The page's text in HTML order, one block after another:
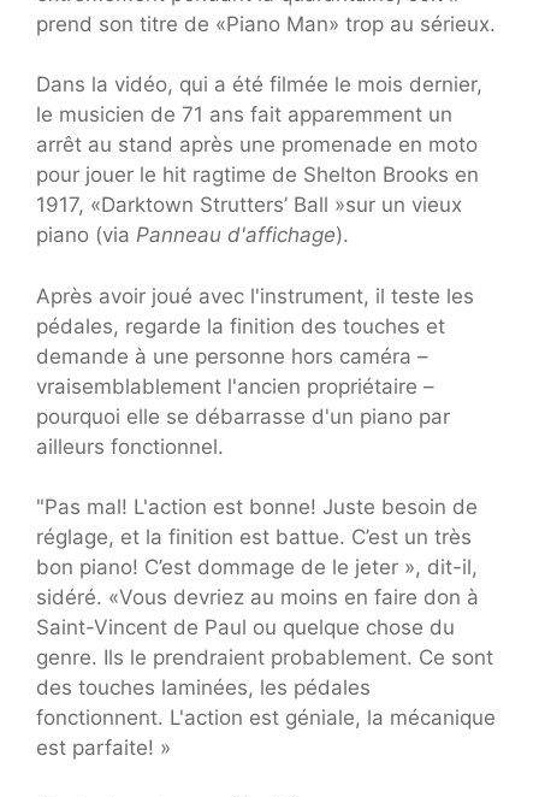
prend son titre de «Piano Man» trop au sérieux.
Dans la vidéo, qui a été filmée le mois dernier,
le musicien de 71 ans fait apparemment un
arrêt au stand après une promenade en moto
pour jouer le hit ragtime de Shelton Brooks en
1917, «Darktown Strutters’ Ball »sur un vieux
piano (via Panneau d'affichage).
Après avoir joué avec l'instrument, il teste les
pédales, regarde la finition des touches et
demande à une personne hors caméra –
vraisemblablement l'ancien propriétaire –
pourquoi elle se débarrasse d'un piano par
ailleurs fonctionnel.
"Pas mal! L'action est bonne! Juste besoin de
réglage, et la finition est battue. C’est un très
bon piano! C’est dommage de le jeter », dit-il,
sidéré. «Vous devriez au moins en faire don à
Saint-Vincent de Paul ou quelque chose du
genre. Ils le prendraient probablement. Ce sont
des touches laminées, les pédales
fonctionnent. L'action est géniale, la mécanique
est parfaite! »